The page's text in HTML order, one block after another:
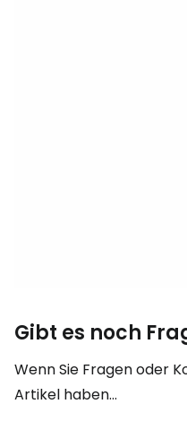
Gibt es noch
Wenn Sie Fragen oder
Artikel haben...